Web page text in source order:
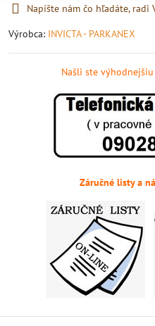
Napíšte nám čo hľadáte, radi
Výrobca: INVICTA - PARKANEX
Našli ste výhodnejšiu
Záručné listy a